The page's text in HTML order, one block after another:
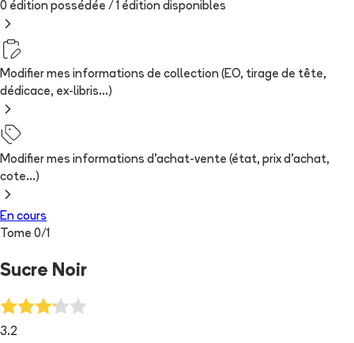
0 édition possédée / 1 édition disponibles
Modifier mes informations de collection (EO, tirage de tête,
dédicace, ex-libris...)
Modifier mes informations d'achat-vente (état, prix d'achat,
cote...)
En cours
Tome 0/1
Sucre Noir
3.2